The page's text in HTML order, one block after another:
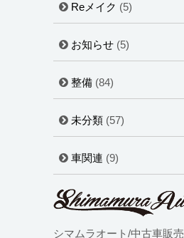
Reメイク (5)
お知らせ(5)
整備(84)
未分類(57)
車関連 (9)
シマムラオート/中古車販売